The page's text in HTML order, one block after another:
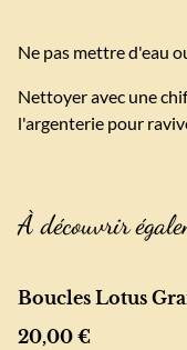
Ne pas mettre d'eau
Nettoyer avec une
l'argenterie pour
À découvrir
Boucles Lotus
20,00 €